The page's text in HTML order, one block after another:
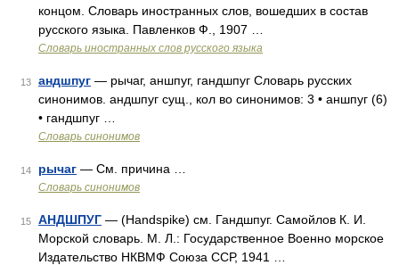
концом. Словарь иностранных слов, вошедших в состав
русского языка. Павленков Ф., 1907 …
Словарь иностранных слов русского языка
13 андшпуг — рычаг, аншпуг, гандшпуг Словарь русских
синонимов. андшпуг сущ., кол во синонимов: 3 • аншпуг (6)
• гандшпуг …
Словарь синонимов
14 рычаг — См. причина …
Словарь синонимов
15 АНДШПУГ — (Handspike) см. Гандшпуг. Самойлов К. И.
Морской словарь. М. Л.: Государственное Военно морское
Издательство НКВМФ Союза ССР, 1941 …